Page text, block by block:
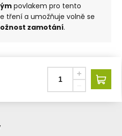
povlakem pro tento
tření a umožňuje volně se
zamotání.